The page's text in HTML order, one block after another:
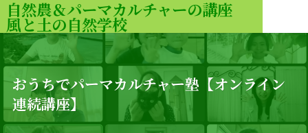
自然農＆パーマカルチャーの講座
風と土の自然学校
おうちでパーマカルチャー塾【オンライン
連続講座】